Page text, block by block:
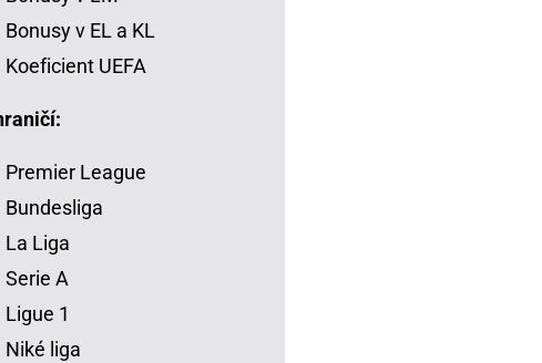
Bonusy v EL a KL
Koeficient UEFA
Premier League
Bundesliga
La Liga
Serie A
Ligue 1
Niké liga